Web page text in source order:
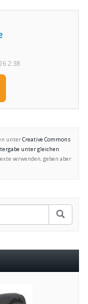
2:38
unterCreative Commons
unter gleichen
verwenden, geben aber